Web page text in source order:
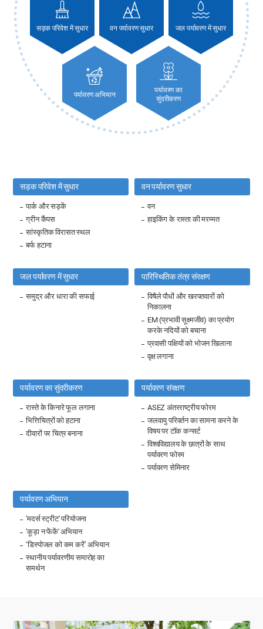
सड़क परिवेश में सुधार वन पर्यावरण सुधार जल पर्यावरण में सुधार
पर्यावरण अभियान
पर्यावरण का
सुंदरीकरण
सड़क परिवेश में सुधार
पार्क और सड़कें
ग्रीन कैंपस
सांस्कृतिक विरासत स्थल
बर्फ हटाना
वन पर्यावरण सुधार
वन
हाइकिंग के रास्ता की मरम्मत
जल पर्यावरण में सुधार
समुद्र और धारा की सफाई
पारिस्थितिक तंत्र संरक्षण
विषैले पौधों और खरपतवारों को
निकालना
EM (प्रभावी सूक्ष्मजीव) का प्रयोग
करके नदियों को बचाना
प्रवासी पक्षियों को भोजन खिलाना
वृक्ष लगाना
पर्यावरण का सुंदरीकरण
रास्ते के किनारे फूल लगाना
भित्तिचित्रों को हटाना
दीवारों पर चित्र बनाना
पर्यावरण संरक्षण
ASEZ अंतरराष्ट्रीय फोरम
जलवायु परिवर्तन का सामना करने के
विषय पर टॉक कन्सर्ट
विश्वविद्यालय के छात्रों के साथ
पर्यावरण फोरम
पर्यावरण सेमिनार
पर्यावरण अभियान
'मदर्स स्ट्रीट' परियोजना
'कूड़ा न फेंकें' अभियान
‘डिस्पोजल को कम करें’ अभियान
स्थानीय पर्यावरणीय समारोह का
समर्थन